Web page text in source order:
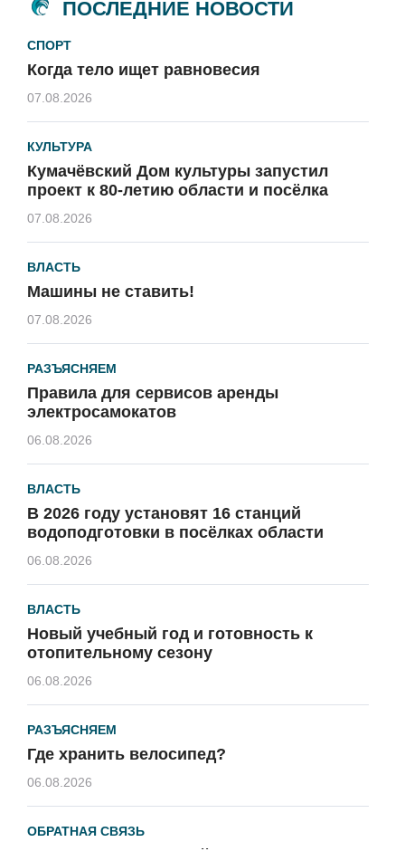
ПОСЛЕДНИЕ НОВОСТИ
СПОРТ
Когда тело ищет равновесия
07.08.2026
КУЛЬТУРА
Кумачёвский Дом культуры запустил
проект к 80-летию области и посёлка
07.08.2026
ВЛАСТЬ
Машины не ставить!
07.08.2026
РАЗЪЯСНЯЕМ
Правила для сервисов аренды
электросамокатов
06.08.2026
ВЛАСТЬ
В 2026 году установят 16 станций
водоподготовки в посёлках области
06.08.2026
ВЛАСТЬ
Новый учебный год и готовность к
отопительному сезону
06.08.2026
РАЗЪЯСНЯЕМ
Где хранить велосипед?
06.08.2026
ОБРАТНАЯ СВЯЗЬ